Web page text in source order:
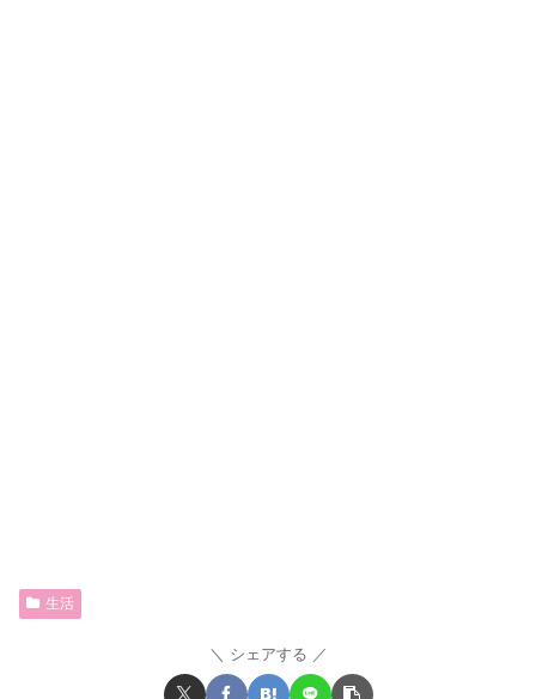
生活
シェアする